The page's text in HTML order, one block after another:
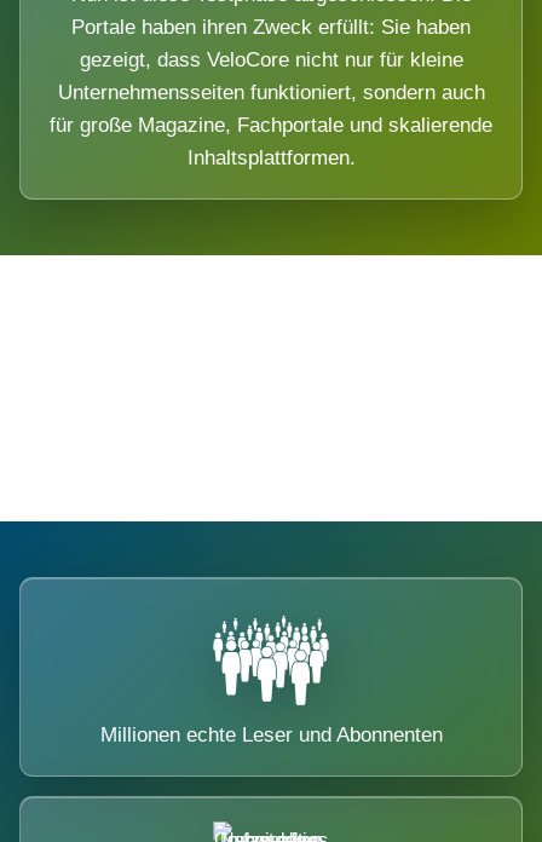
Portale haben ihren Zweck erfüllt: Sie haben
gezeigt, dass VeloCore nicht nur für kleine
Unternehmensseiten funktioniert, sondern auch
für große Magazine, Fachportale und skalierende
Inhaltsplattformen.
Millionen echte Leser und Abonnenten